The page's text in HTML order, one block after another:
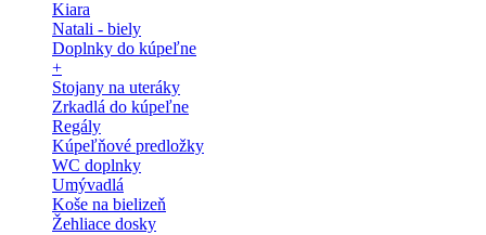
Kiara
Natali - biely
Doplnky do kúpeľne
+
Stojany na uteráky
Zrkadlá do kúpeľne
Regály
Kúpeľňové predložky
WC doplnky
Umývadlá
Koše na bielizeň
Žehliace dosky